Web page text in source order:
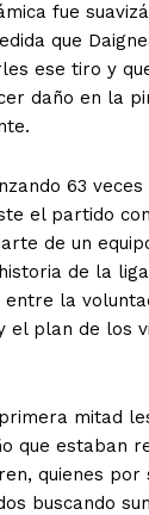
fue
que
ese tiro y
daño en la
63
el partido
de un
de la
la
el plan de los
mitad
que estaban
quienes
buscando